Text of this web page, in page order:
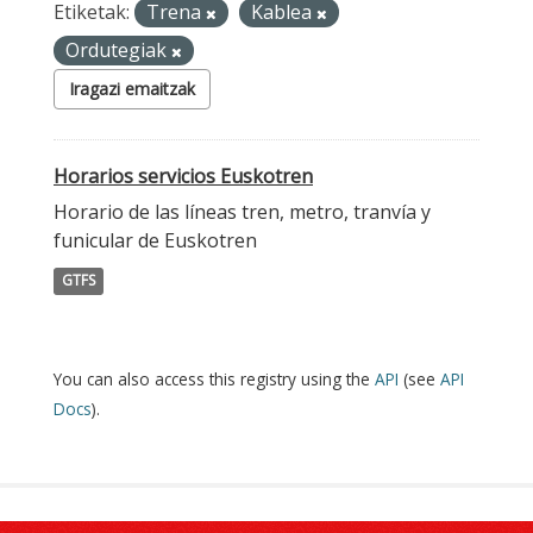
Etiketak: Trena
Kablea
Ordutegiak
Iragazi emaitzak
Horarios servicios Euskotren
Horario de las líneas tren, metro, tranvía y
funicular de Euskotren
GTFS
You can also access this registry using the API (see API
Docs).